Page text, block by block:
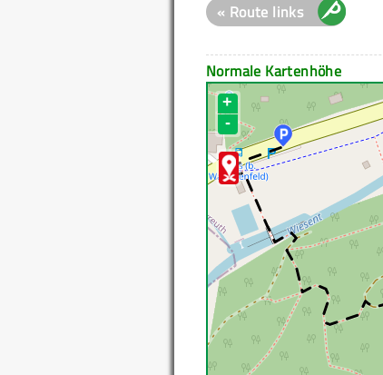
« Route links
Normale Kartenhöhe
+
-